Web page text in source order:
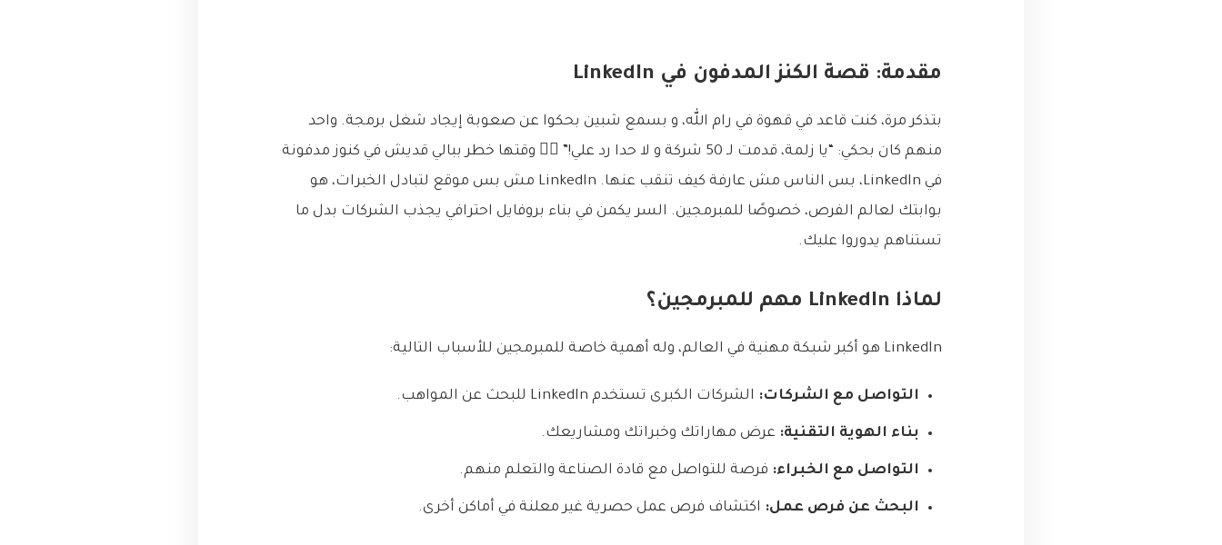
مقدمة: قصة الكنز المدفون في LinkedIn
بتذكر مرة، كنت قاعد في قهوة في رام الله، و بسمع شبين بحكوا عن صعوبة إيجاد شغل برمجة. واحد
منهم كان بحكي: “يا زلمة، قدمت لـ 50 شركة و لا حدا رد علي!” 🤦‍♂️ وقتها خطر ببالي قديش في كنوز مدفونة
في LinkedIn، بس الناس مش عارفة كيف تنقب عنها. LinkedIn مش بس موقع لتبادل الخبرات، هو
بوابتك لعالم الفرص، خصوصًا للمبرمجين. السر يكمن في بناء بروفايل احترافي يجذب الشركات بدل ما
تستناهم يدوروا عليك.
لماذا LinkedIn مهم للمبرمجين؟
LinkedIn هو أكبر شبكة مهنية في العالم، وله أهمية خاصة للمبرمجين للأسباب التالية:
التواصل مع الشركات: الشركات الكبرى تستخدم LinkedIn للبحث عن المواهب.
بناء الهوية التقنية: عرض مهاراتك وخبراتك ومشاريعك.
التواصل مع الخبراء: فرصة للتواصل مع قادة الصناعة والتعلم منهم.
البحث عن فرص عمل: اكتشاف فرص عمل حصرية غير معلنة في أماكن أخرى.